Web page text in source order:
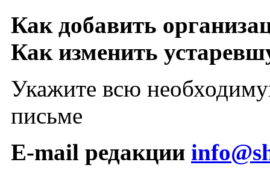
Как добавить
Как изменить
Укажите всю
письме
E-mail редакции